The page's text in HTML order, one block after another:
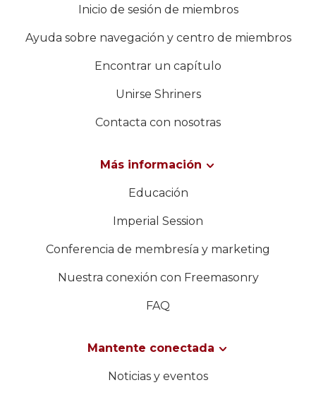
Inicio de sesión de miembros
Ayuda sobre navegación y centro de miembros
Encontrar un capítulo
Unirse Shriners
Contacta con nosotras
Más información
Educación
Imperial Session
Conferencia de membresía y marketing
Nuestra conexión con Freemasonry
FAQ
Mantente conectada
Noticias y eventos